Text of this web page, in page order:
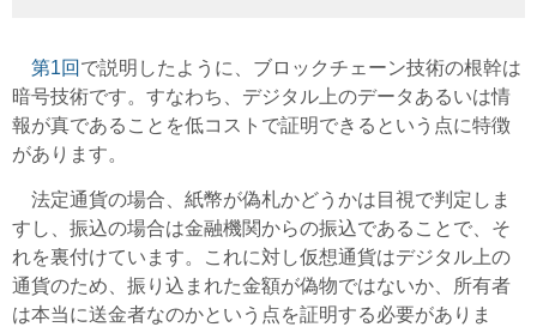
第1回 で説明したように、ブロックチェーン技術の根幹は
暗号技術です。すなわち、デジタル上のデータあるいは情
報が真であることを低コストで証明できるという点に特徴
があります。
法定通貨の場合、紙幣が偽札かどうかは目視で判定しま
すし、振込の場合は金融機関からの振込であることで、そ
れを裏付けています。これに対し仮想通貨はデジタル上の
通貨のため、振り込まれた金額が偽物ではないか、所有者
は本当に送金者なのかという点を証明する必要がありま